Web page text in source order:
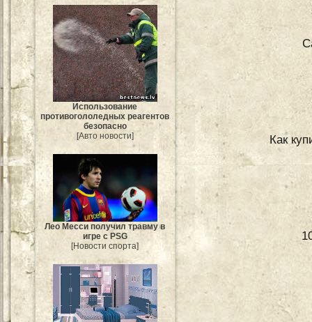
Использование
противогололедных реагентов
безопасно
[Авто новости]
Лео Месси получил травму в
игре с PSG
[Новости спорта]
Как